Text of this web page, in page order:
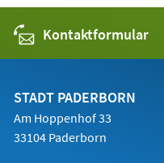
Kontaktformular
STADT PADERBORN
Am Hoppenhof 33
33104 Paderborn